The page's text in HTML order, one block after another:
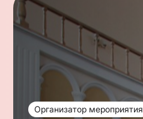
Организатор мероприятия